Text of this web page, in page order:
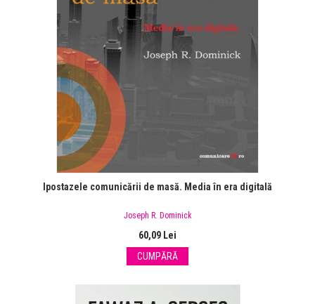
Ipostazele comunicării de masă. Media în era digitală
Joseph R. Dominick
60,09 Lei
CUMPĂRĂ